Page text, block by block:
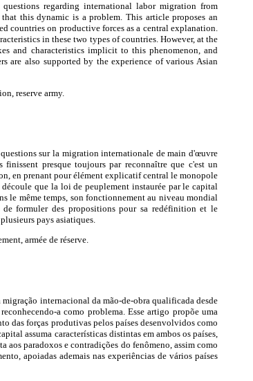
regarding international labor migration from
this dynamic is a problem. This article proposes an
countries on productive forces as a central explanation.
in these two types of countries. However, at the
and characteristics implicit to this phenomenon, and
are also supported by the experience of various Asian
reserve army.
sur la migration internationale de main d'œuvre
finissent presque toujours par reconnaître que c'est un
en prenant pour élément explicatif central le monopole
que la loi de peuplement instaurée par le capital
le même temps, son fonctionnement au niveau mondial
formuler des propositions pour sa redéfinition et le
pays asiatiques.
armée de réserve.
migração internacional da mão-de-obra qualificada desde
a como problema. Esse artigo propõe uma
das forças produtivas pelos países desenvolvidos como
assuma características distintas em ambos os países,
paradoxos e contradições do fenômeno, assim como
apoiadas ademais nas experiências de vários países